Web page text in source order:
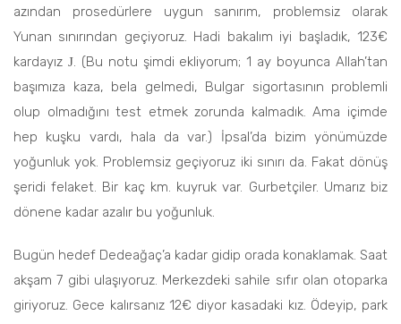
azından prosedürlere uygun sanırım, problemsiz olarak
Yunan sınırından geçiyoruz. Hadi bakalım iyi başladık, 123€
kardayız J. (Bu notu şimdi ekliyorum; 1 ay boyunca Allah’tan
başımıza kaza, bela gelmedi, Bulgar sigortasının problemli
olup olmadığını test etmek zorunda kalmadık. Ama içimde
hep kuşku vardı, hala da var.) İpsal’da bizim yönümüzde
yoğunluk yok. Problemsiz geçiyoruz iki sınırı da. Fakat dönüş
şeridi felaket. Bir kaç km. kuyruk var. Gurbetçiler. Umarız biz
dönene kadar azalır bu yoğunluk.
Bugün hedef Dedeağaç’a kadar gidip orada konaklamak. Saat
akşam 7 gibi ulaşıyoruz. Merkezdeki sahile sıfır olan otoparka
giriyoruz. Gece kalırsanız 12€ diyor kasadaki kız. Ödeyip, park